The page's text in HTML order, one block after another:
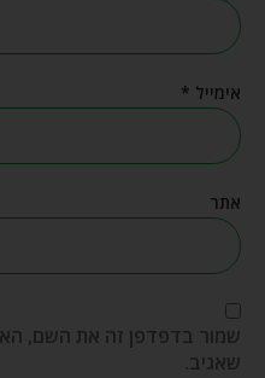
אימייל *
אתר
שמור בדפדפן זה את השם,
שאגיב.